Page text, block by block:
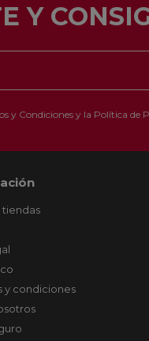
Y
y Condicionesy la Política de
tiendas
y condiciones